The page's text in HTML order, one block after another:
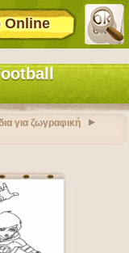
Online
για ζωγραφική